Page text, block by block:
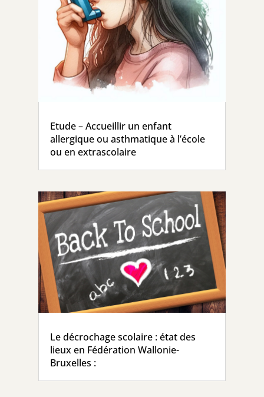
Etude – Accueillir un enfant
allergique ou asthmatique à l’école
ou en extrascolaire
Le décrochage scolaire : état des
lieux en Fédération Wallonie-
Bruxelles :